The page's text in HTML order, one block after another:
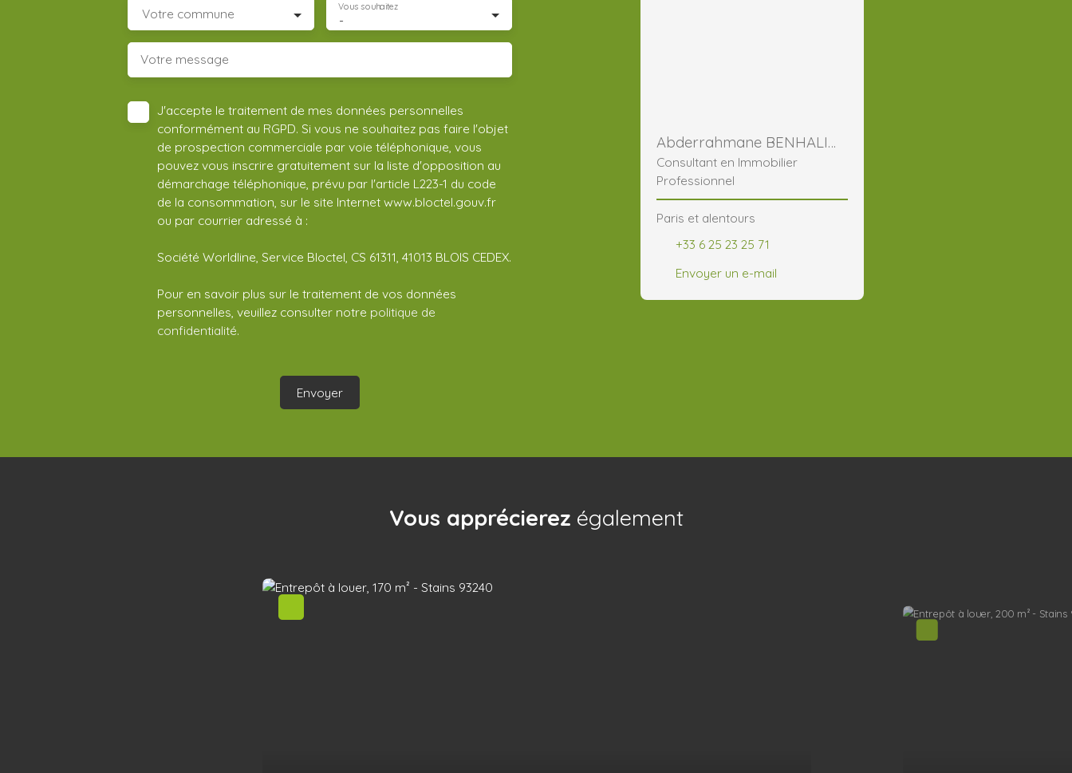
Votre commune -
Vous souhaitez
Votre message
J'accepte le traitement de mes données personnelles
conformément au RGPD. Si vous ne souhaitez pas faire l'objet
de prospection commerciale par voie téléphonique, vous
pouvez vous inscrire gratuitement sur la liste d'opposition au
démarchage téléphonique, prévu par l'article L223-1 du code
de la consommation, sur le site Internet www.bloctel.gouv.fr
ou par courrier adressé à :
Société Worldline, Service Bloctel, CS 61311, 41013 BLOIS CEDEX.
Pour en savoir plus sur le traitement de vos données
personnelles, veuillez consulter notre politique de
confidentialité.
Envoyer
Abderrahmane BENHALIMA
Consultant en Immobilier
Professionnel
Paris et alentours
+33 6 25 23 25 71
Envoyer un e-mail
Vous apprécierez également